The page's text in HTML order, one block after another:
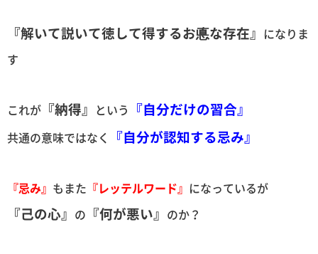
『解いて説いて徳して得するお悳な存在』 になりま
す
これが 『納得』 という 『自分だけの習合』
共通の意味ではなく 『自分が認知する忌み』
『忌み』 もまた 『レッテルワード』 になっているが
『己の心』 の 『何が悪い』 のか？